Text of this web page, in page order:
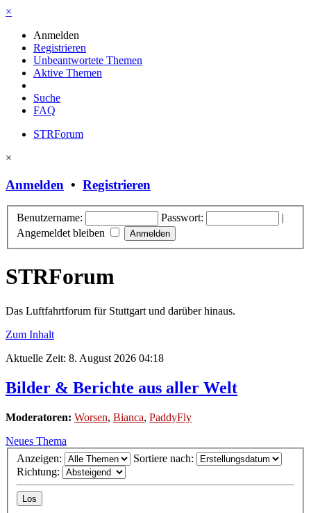
×
Anmelden
Registrieren
Unbeantwortete Themen
Aktive Themen
Suche
FAQ
STRForum
×
Anmelden • Registrieren
Benutzername: Passwort:
|
Angemeldet bleiben
STRForum
Das Luftfahrtforum für Stuttgart und darüber hinaus.
Zum Inhalt
Aktuelle Zeit: 8. August 2026 04:18
Bilder & Berichte aus aller Welt
Moderatoren: Worsen, Bianca, PaddyFly
Neues Thema
Anzeigen:
Sortiere nach:
Richtung: